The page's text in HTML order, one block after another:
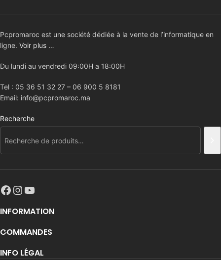
Pcpromaroc est une société dédiée à la vente de l’informatique en
ligne. Voir plus …
Du lundi au vendredi 09:00H a 18:00H
Tel : 05 36 51 32 27 – 06 900 5 8181
Email: info@pcpromaroc.ma
Recherche
INFORMATION
COMMANDES
INFO LÉGAL